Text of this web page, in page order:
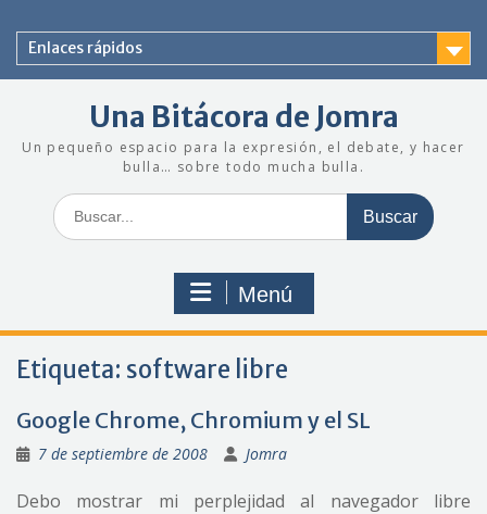
contenido
Enlaces rápidos
Una Bitácora de Jomra
Un pequeño espacio para la expresión, el debate, y hacer
bulla… sobre todo mucha bulla.
Buscar:
Menú
Etiqueta: software libre
Google Chrome, Chromium y el SL
7 de septiembre de 2008 Jomra
Debo mostrar mi perplejidad al navegador libre